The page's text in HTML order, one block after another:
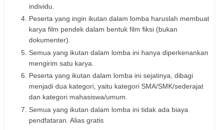
individu.
Peserta yang ingin ikutan dalam lomba haruslah membuat
karya film pendek dalam bentuk film fiksi (bukan
dokumenter).
Semua yang ikutan dalam lomba ini hanya diperkenankan
mengirim satu karya.
Peserta yang ikutan dalam lomba ini sejatinya, dibagi
menjadi dua kategori, yaitu kategori SMA/SMK/sederajat
dan kategori mahasiswa/umum.
Semua yang ikutan dalam lomba ini tidak ada biaya
pendfataran. Alias gratis